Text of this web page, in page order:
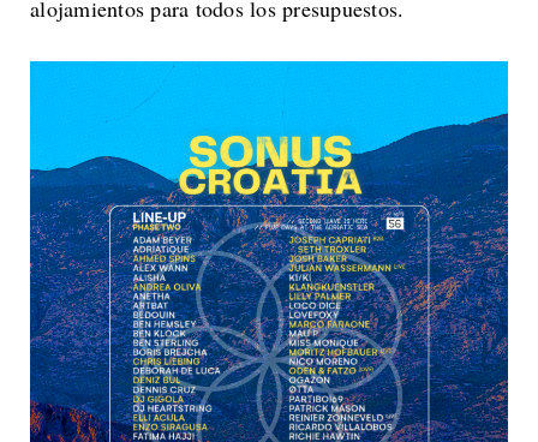
alojamientos para todos los presupuestos.